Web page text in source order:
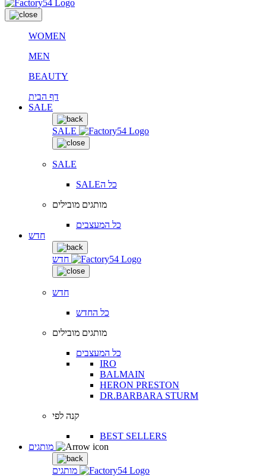
WOMEN
MEN
BEAUTY
דף הבית
SALE
SALE
SALE
SALEכל ה
מותגים מובילים
כל המעצבים
חדש
חדש
חדש
כל החדש
מותגים מובילים
כל המעצבים
IRO
BALMAIN
HERON PRESTON
DR.BARBARA STURM
קנה לפי
BEST SELLERS
מותגים